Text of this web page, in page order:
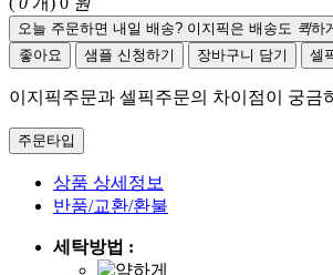
오늘 주문하면 내일 배송? 이지픽은 배송도 퀵하
좋아요
샘플 신청하기 장바구니 담기 셀
이지픽주문과 셀픽주문의 차이점이 궁금
주문타입
상품 상세정보
반품/교환/환불
세탁방법 :